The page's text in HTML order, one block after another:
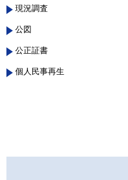
現況調査
公図
公正証書
個人民事再生